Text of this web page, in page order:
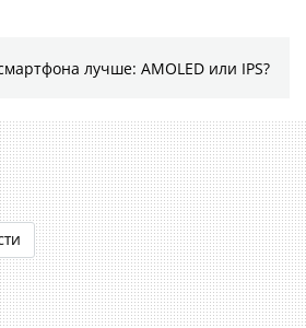
лучше: AMOLED или IPS?